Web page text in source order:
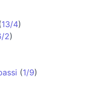
13/4)
2)
(1/9)